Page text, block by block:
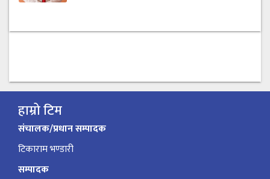
हाम्रो टिम
संचालक/प्रधान सम्पादक
टिकाराम भण्डारी
सम्पादक